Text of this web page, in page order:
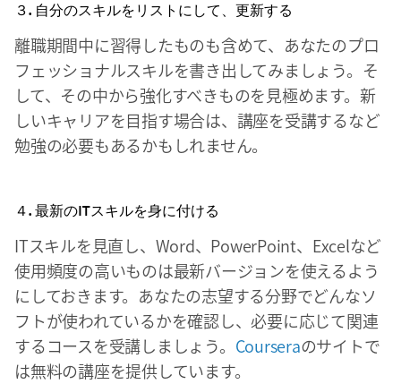
３. 自分のスキルをリストにして、更新する
離職期間中に習得したものも含めて、あなたのプロ
フェッショナルスキルを書き出してみましょう。そ
して、その中から強化すべきものを見極めます。新
しいキャリアを目指す場合は、講座を受講するなど
勉強の必要もあるかもしれません。
４. 最新のITスキルを身に付ける
ITスキルを見直し、Word、PowerPoint、Excelなど
使用頻度の高いものは最新バージョンを使えるよう
にしておきます。あなたの志望する分野でどんなソ
フトが使われているかを確認し、必要に応じて関連
するコースを受講しましょう。 Courseraのサイトで
は無料の講座を提供しています。